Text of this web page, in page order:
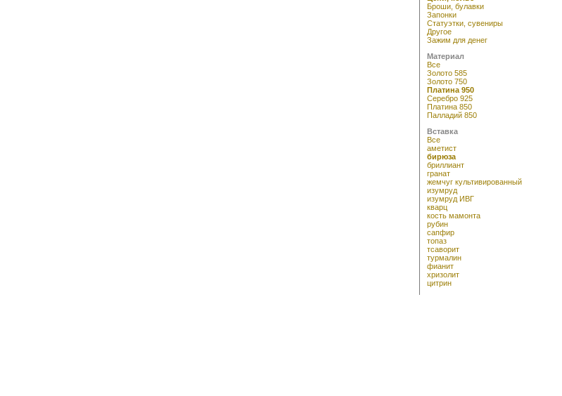
Броши, булавки
Запонки
Статуэтки, сувениры
Другое
Зажим для денег
Материал
Все
Золото 585
Золото 750
Платина 950
Серебро 925
Платина 850
Палладий 850
Вставка
Все
аметист
бирюза
бриллиант
гранат
жемчуг культивированный
изумруд
изумруд ИВГ
кварц
кость мамонта
рубин
сапфир
топаз
тсаворит
турмалин
фианит
хризолит
цитрин